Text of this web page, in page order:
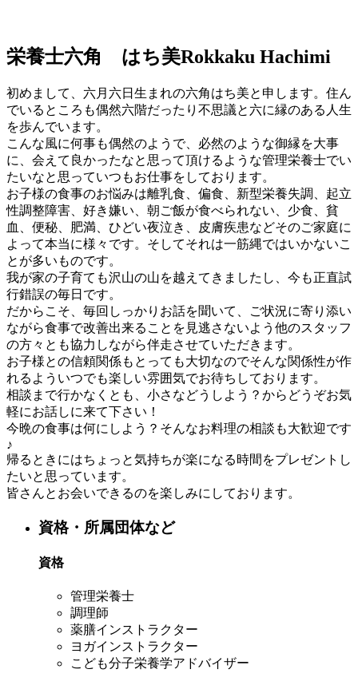
栄養士六角 はち美Rokkaku Hachimi
初めまして、六月六日生まれの六角はち美と申します。住ん
でいるところも偶然六階だったり不思議と六に縁のある人生
を歩んでいます。
こんな風に何事も偶然のようで、必然のような御縁を大事
に、会えて良かったなと思って頂けるような管理栄養士でい
たいなと思っていつもお仕事をしております。
お子様の食事のお悩みは離乳食、偏食、新型栄養失調、起立
性調整障害、好き嫌い、朝ご飯が食べられない、少食、貧
血、便秘、肥満、ひどい夜泣き、皮膚疾患などそのご家庭に
よって本当に様々です。そしてそれは一筋縄ではいかないこ
とが多いものです。
我が家の子育ても沢山の山を越えてきましたし、今も正直試
行錯誤の毎日です。
だからこそ、毎回しっかりお話を聞いて、ご状況に寄り添い
ながら食事で改善出来ることを見逃さないよう他のスタッフ
の方々とも協力しながら伴走させていただきます。
お子様との信頼関係もとっても大切なのでそんな関係性が作
れるよういつでも楽しい雰囲気でお待ちしております。
相談まで行かなくとも、小さなどうしよう？からどうぞお気
軽にお話しに来て下さい！
今晩の食事は何にしよう？そんなお料理の相談も大歓迎です
♪
帰るときにはちょっと気持ちが楽になる時間をプレゼントし
たいと思っています。
皆さんとお会いできるのを楽しみにしております。
資格・所属団体など
資格
管理栄養士
調理師
薬膳インストラクター
ヨガインストラクター
こども分子栄養学アドバイザー